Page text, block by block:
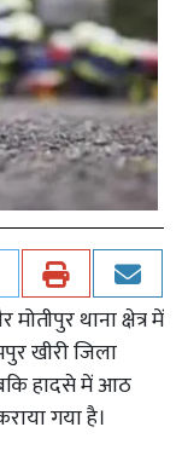
थाना क्षेत्र में
खीरी जिला
हादसे में आठ
गया है।